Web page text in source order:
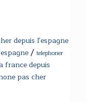
depuis l'espagne
/ telephoner
france depuis
pas cher